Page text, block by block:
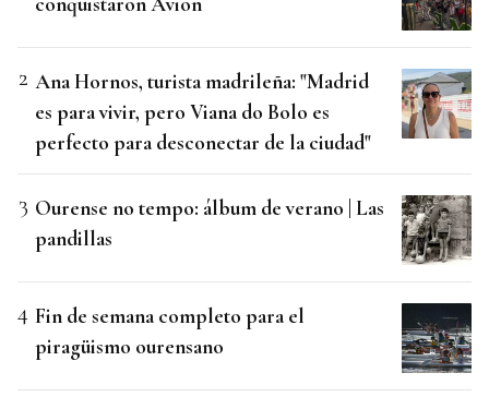
Ana Hornos, turista madrileña: "Madrid
es para vivir, pero Viana do Bolo es
perfecto para desconectar de la ciudad"
Ourense no tempo: álbum de verano | Las
pandillas
Fin de semana completo para el
piragüismo ourensano